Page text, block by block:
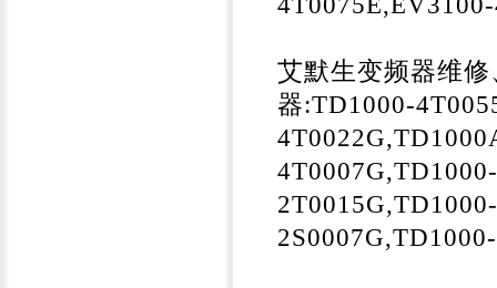
艾默生变频器维
器:TD1000-